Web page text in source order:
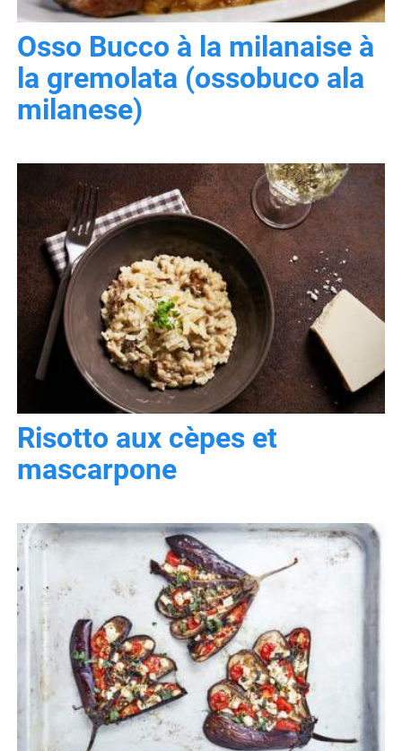
Osso Bucco à la milanaise à
la gremolata (ossobuco ala
milanese)
Risotto aux cèpes et
mascarpone